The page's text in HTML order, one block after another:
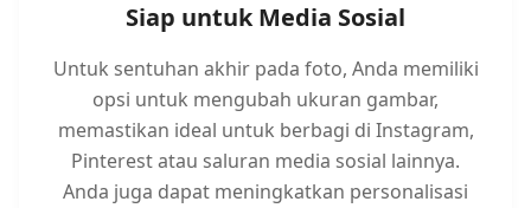
Siap untuk Media Sosial
Untuk sentuhan akhir pada foto, Anda memiliki
opsi untuk mengubah ukuran gambar,
memastikan ideal untuk berbagi di Instagram,
Pinterest atau saluran media sosial lainnya.
Anda juga dapat meningkatkan personalisasi